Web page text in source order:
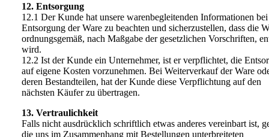
12. Entsorgung
12.1 Der Kunde hat unsere warenbegleitenden Informationen
Entsorgung der Ware zu beachten und sicherzustellen, dass die
ordnungsgemäß, nach Maßgabe der gesetzlichen Vorschriften,
wird.
12.2 Ist der Kunde ein Unternehmer, ist er verpflichtet, die
auf eigene Kosten vorzunehmen. Bei Weiterverkauf der Ware
deren Bestandteilen, hat der Kunde diese Verpflichtung auf den
nächsten Käufer zu übertragen.
13. Vertraulichkeit
Falls nicht ausdrücklich schriftlich etwas anderes vereinbart ist,
die uns im Zusammenhang mit Bestellungen unterbreiteten